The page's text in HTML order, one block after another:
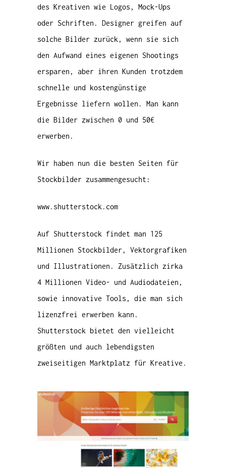
des Kreativen wie Logos, Mock-Ups
oder Schriften. Designer greifen auf
solche Bilder zurück, wenn sie sich
den Aufwand eines eigenen Shootings
ersparen, aber ihren Kunden trotzdem
schnelle und kostengünstige
Ergebnisse liefern wollen. Man kann
die Bilder zwischen 0 und 50€
erwerben.
Wir haben nun die besten Seiten für
Stockbilder zusammengesucht:
www.shutterstock.com
Auf Shutterstock findet man 125
Millionen Stockbilder, Vektorgrafiken
und Illustrationen. Zusätzlich zirka
4 Millionen Video- und Audiodateien,
sowie innovative Tools, die man sich
lizenzfrei erwerben kann.
Shutterstock bietet den vielleicht
größten und auch lebendigsten
zweiseitigen Marktplatz für Kreative.